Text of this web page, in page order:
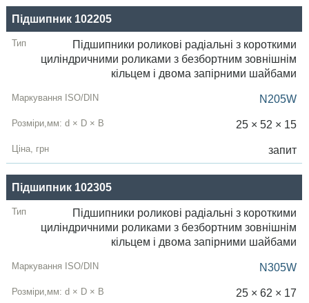
Підшипник 102205
Підшипники роликові радіальні з короткими
циліндричними роликами з безбортним зовнішнім
кільцем і двома запірними шайбами
N205W
25 × 52 × 15
запит
Підшипник 102305
Підшипники роликові радіальні з короткими
циліндричними роликами з безбортним зовнішнім
кільцем і двома запірними шайбами
N305W
25 × 62 × 17